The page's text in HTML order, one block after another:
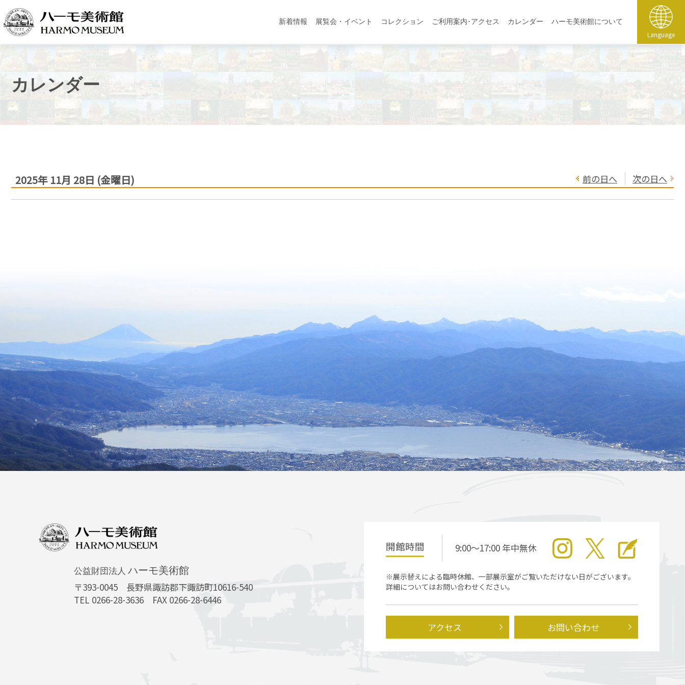
新着情報 展覧会・イベント コレクション ご利用案内･アクセス カレンダー ハーモ美術館について
Language
カレンダー
2025年 11月 28日 (金曜日) 前の日へ 次の日へ
公益財団法人 ハーモ美術館
〒393-0045 長野県諏訪郡下諏訪町10616-540
TEL 0266-28-3636 FAX 0266-28-6446
開館時間 9:00～17:00 年中無休
※展示替えによる臨時休館、一部展示室がご覧いただけない日がございます。
詳細についてはお問い合わせください。
アクセス お問い合わせ